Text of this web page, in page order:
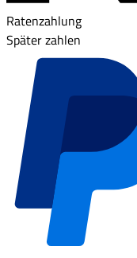
Ratenzahlung
Später zahlen